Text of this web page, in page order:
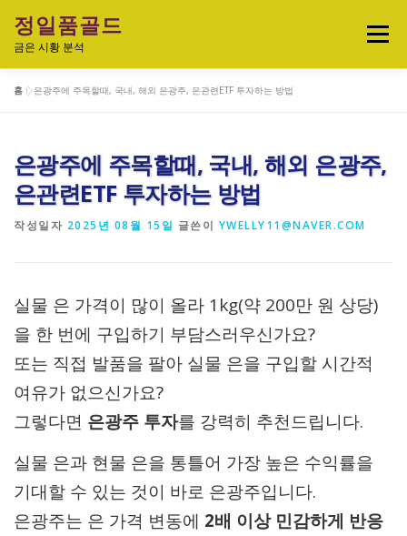
정일품골드
금은 시황 분석
메뉴
오늘의 금은시세 분석 금은 투자정보
정일품골드 제품관
홈 »은광주에 주목할때, 국내, 해외 은광주, 은관련ETF 투자하는 방법
은광주에 주목할때, 국내, 해외 은광주,
은관련ETF 투자하는 방법
작성일자 2025년 08월 15일 글쓴이 YWELLY11@NAVER.COM
실물 은 가격이 많이 올라 1kg(약 200만 원 상당)
을 한 번에 구입하기 부담스러우신가요?
또는 직접 발품을 팔아 실물 은을 구입할 시간적
여유가 없으신가요?
그렇다면 은광주 투자를 강력히 추천드립니다.
실물 은과 현물 은을 통틀어 가장 높은 수익률을
기대할 수 있는 것이 바로 은광주입니다.
은광주는 은 가격 변동에 2배 이상 민감하게 반응